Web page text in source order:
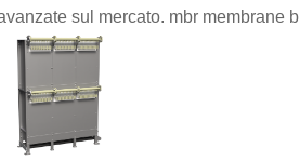
sul mercato. mbr membrane